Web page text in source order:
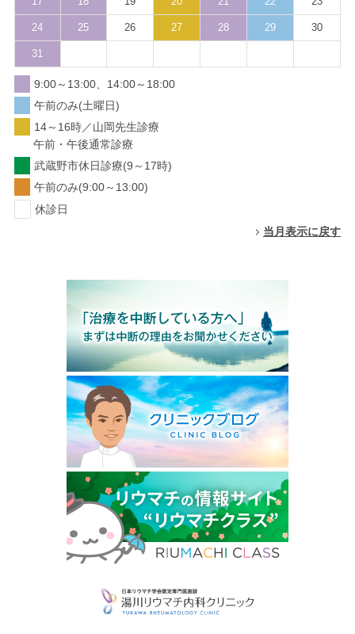
24 25 26 27 28 29 30
31
9:00～13:00、14:00～18:00
午前のみ(土曜日)
14～16時／山岡先生診療
午前・午後通常診療
武蔵野市休日診療(9～17時)
午前のみ(9:00～13:00)
休診日
当月表示に戻す